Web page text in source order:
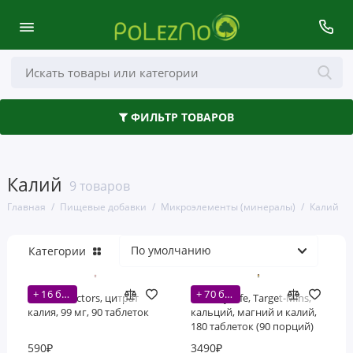
ФИЛЬТР ТОВАРОВ
Калий 9 товаров
Главная Пищевые добавки Микроэлементы (минералы) Калий
Аминокислоты
Волосы, кожа и ногти
Деятельность мозга
Категории
+ 16 бонусов
Natural Factors, цитрат
калия, 99 мг, 90 таблеток
590₽
+ 70 бонусов
Country Life, Target-Mins,
кальций, магний и калий,
180 таблеток (90 порций)
3490₽